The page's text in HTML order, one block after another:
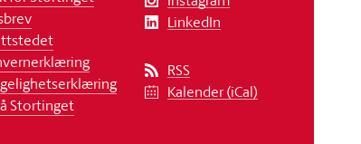
Stortinget
LinkedIn
RSS
Kalender (iCal)